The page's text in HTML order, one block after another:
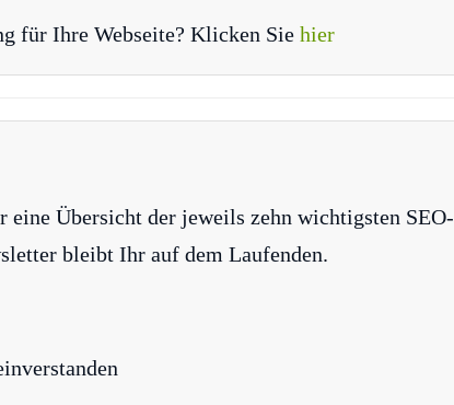
für Ihre Webseite? Klicken Sie hier
Übersicht der jeweils zehn wichtigsten SEO-
bleibt Ihr auf dem Laufenden.